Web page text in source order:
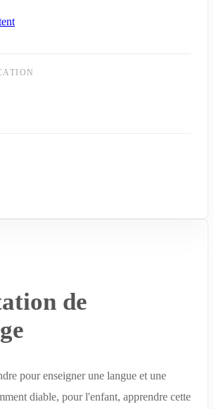
de
pour enseigner une langue et une
diable, pour l'enfant, apprendre cette